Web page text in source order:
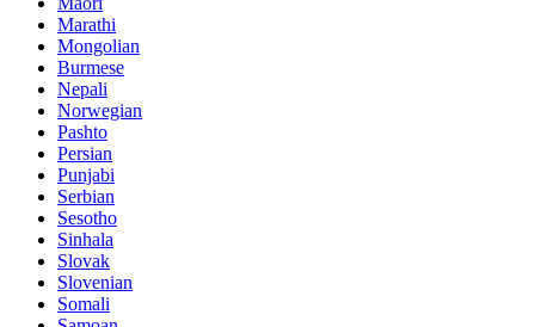
Marathi
Mongolian
Burmese
Nepali
Norwegian
Pashto
Persian
Punjabi
Serbian
Sesotho
Sinhala
Slovak
Slovenian
Somali